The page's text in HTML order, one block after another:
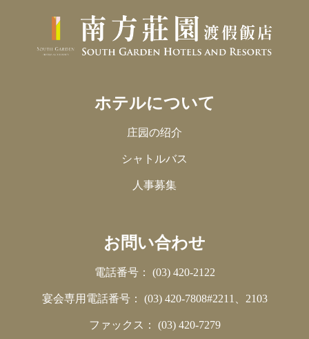
ホテルについて
庄园の绍介
シャトルバス
人事募集
お問い合わせ
電話番号： (03) 420-2122
宴会専用電話番号： (03) 420-7808#2211、2103
ファックス： (03) 420-7279